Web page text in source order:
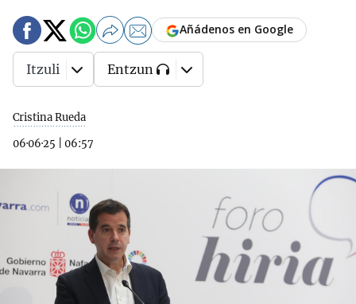
Cristina Rueda
06·06·25
06:57
Añádenos en Google
Itzuli Entzun